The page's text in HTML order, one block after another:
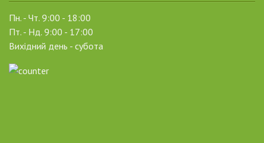
Пн. - Чт. 9:00 - 18:00
Пт. - Нд. 9:00 - 17:00
Вихідний день - субота